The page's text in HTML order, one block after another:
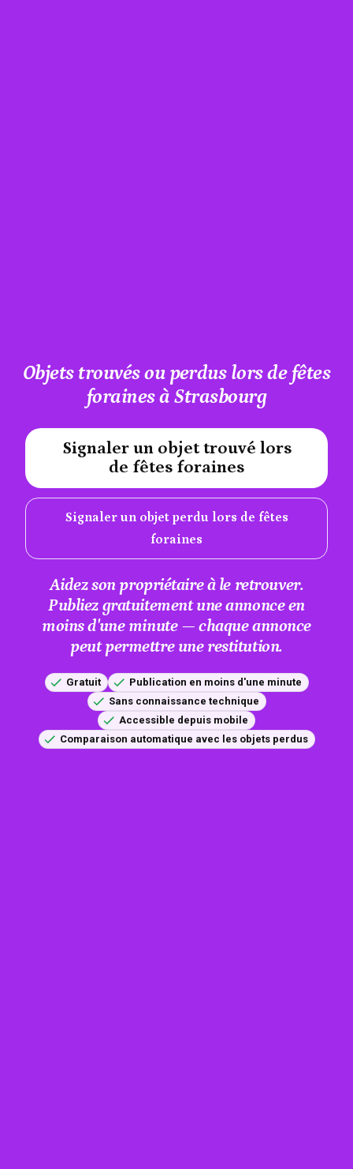
Objets trouvés ou perdus lors de fêtes
foraines à Strasbourg
Signaler un objet trouvé lors
de fêtes foraines
Signaler un objet perdu lors de fêtes
foraines
#A12AEB
Aidez son propriétaire à le retrouver.
Publiez gratuitement une annonce en
moins d'une minute — chaque annonce
peut permettre une restitution.
Gratuit
Publication en moins d'une minute
Sans connaissance technique
Accessible depuis mobile
Comparaison automatique avec les objets perdus